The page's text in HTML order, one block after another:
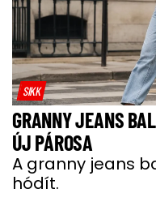
SIKK
GRANNY JEANS
ÚJ PÁROSA
A granny jeans
hódít.